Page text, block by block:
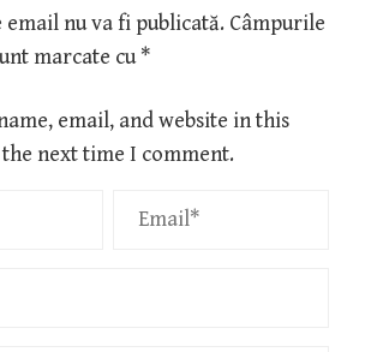
email nu va fi publicată. Câmpurile
marcate cu*
email, and website in this
next time I comment.